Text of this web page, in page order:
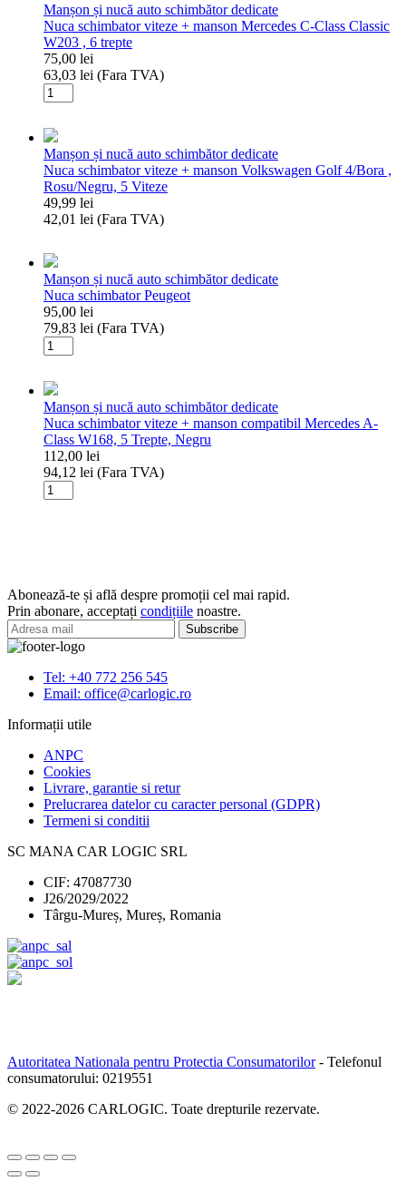
Manșon și nucă auto schimbător dedicate
Nuca schimbator viteze + manson Mercedes C-Class Classic
W203 , 6 trepte
75,00 lei
63,03 lei (Fara TVA)
Cantitate
Nuca
viteze
+
manson
Mercedes
C-
Class
W203
,
6
trepte
Manșon și nucă auto schimbător dedicate
Nuca schimbator viteze + manson Volkswagen Golf 4/Bora ,
Rosu/Negru, 5 Viteze
49,99 lei
42,01 lei (Fara TVA)
Nuca
schimbator
viteze
+
manson
Volkswagen
Golf
,
Rosu/Negru,
5
Viteze
Manșon și nucă auto schimbător dedicate
Nuca schimbator Peugeot
95,00 lei
79,83 lei (Fara TVA)
Cantitate
Nuca
Peugeot
Manșon și nucă auto schimbător dedicate
Nuca schimbator viteze + manson compatibil Mercedes A-
Class W168, 5 Trepte, Negru
112,00 lei
94,12 lei (Fara TVA)
Cantitate
Nuca
Mercedes
A-
Class
W168,
Trepte,
Negru
Abonează-te și află despre promoții cel mai rapid.
Prin abonare, acceptați condițiile noastre.
Tel: +40 772 256 545
Email: office@carlogic.ro
Informații utile
ANPC
Cookies
Livrare, garantie si retur
Prelucrarea datelor cu caracter personal (GDPR)
Termeni si conditii
SC MANA CAR LOGIC SRL
CIF: 47087730
J26/2029/2022
Târgu-Mureș, Mureș, Romania
Autoritatea Nationala pentru Protectia Consumatorilor- Telefonul
consumatorului: 0219551
© 2022-2026 CARLOGIC. Toate drepturile rezervate.